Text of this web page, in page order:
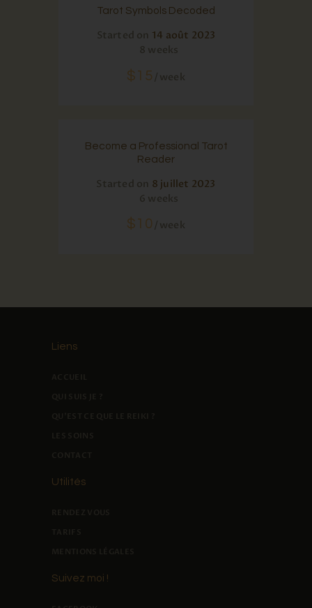
Tarot Symbols Decoded
Started on 14 août 2023
8 weeks
$15 week
Become a Professional Tarot
Reader
Started on 8 juillet 2023
6 weeks
$10 week
Liens
Utilités
Suivez moi !